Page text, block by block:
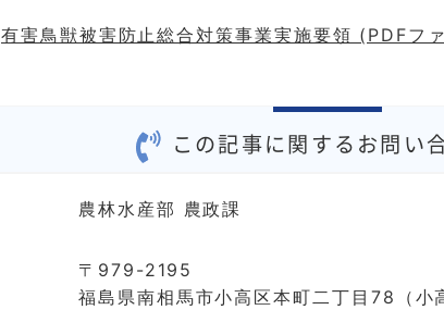
有害鳥獣被害防止総合対策事業実施要領 (PDFフ
この記事に関するお問い
農林水産部 農政課
〒979-2195
福島県南相馬市小高区本町二丁目78（小